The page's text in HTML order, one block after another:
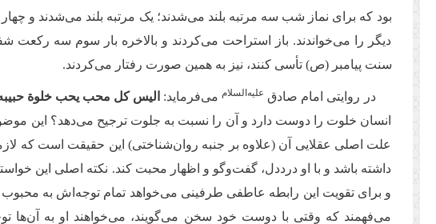
بود که برای نماز شب سه مرتبه بلند می‌شدند؛ یک مرتبه بلند می‌شدند و
دیگر را می‌خواندند. باز استراحت می‌کردند و بالاخره بار سوم سه رکعت
سنت پیامبر (ص) تأسی کنند، نیز به همین صورت رفتار می‌کردند.
در روایتی امام صادق علیه‌السلاممی‌فرماید: الیس کل محب یحب خلوة
انسان خلوت را دوست دارد و آن را نسبت به جلوت ترجیح می‌دهد؟ این
علت اصلی‌ عقلایی آن (علاوه بر جنبه روان‌شناختی) این حقیقت است
داشته باشد و با او درددل، گفت‌وگو و اظهار محبت کند. نکته اصلی‌ این
و برای تقویت این رابطه عاطفی طرفینی می‌خواهد تمام توجه‌اش به محبوب
می‌فهمند که وقتی با دوست خود سخن می‌گویند، می‌خواهند او به آن‌ها